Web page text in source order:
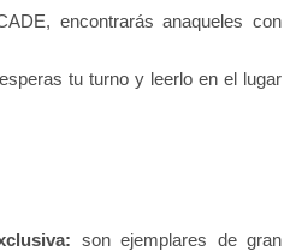
encontrarás anaqueles con
tu turno y leerlo en el lugar
son ejemplares de gran